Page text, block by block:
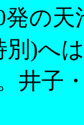
発の
)へ
井子